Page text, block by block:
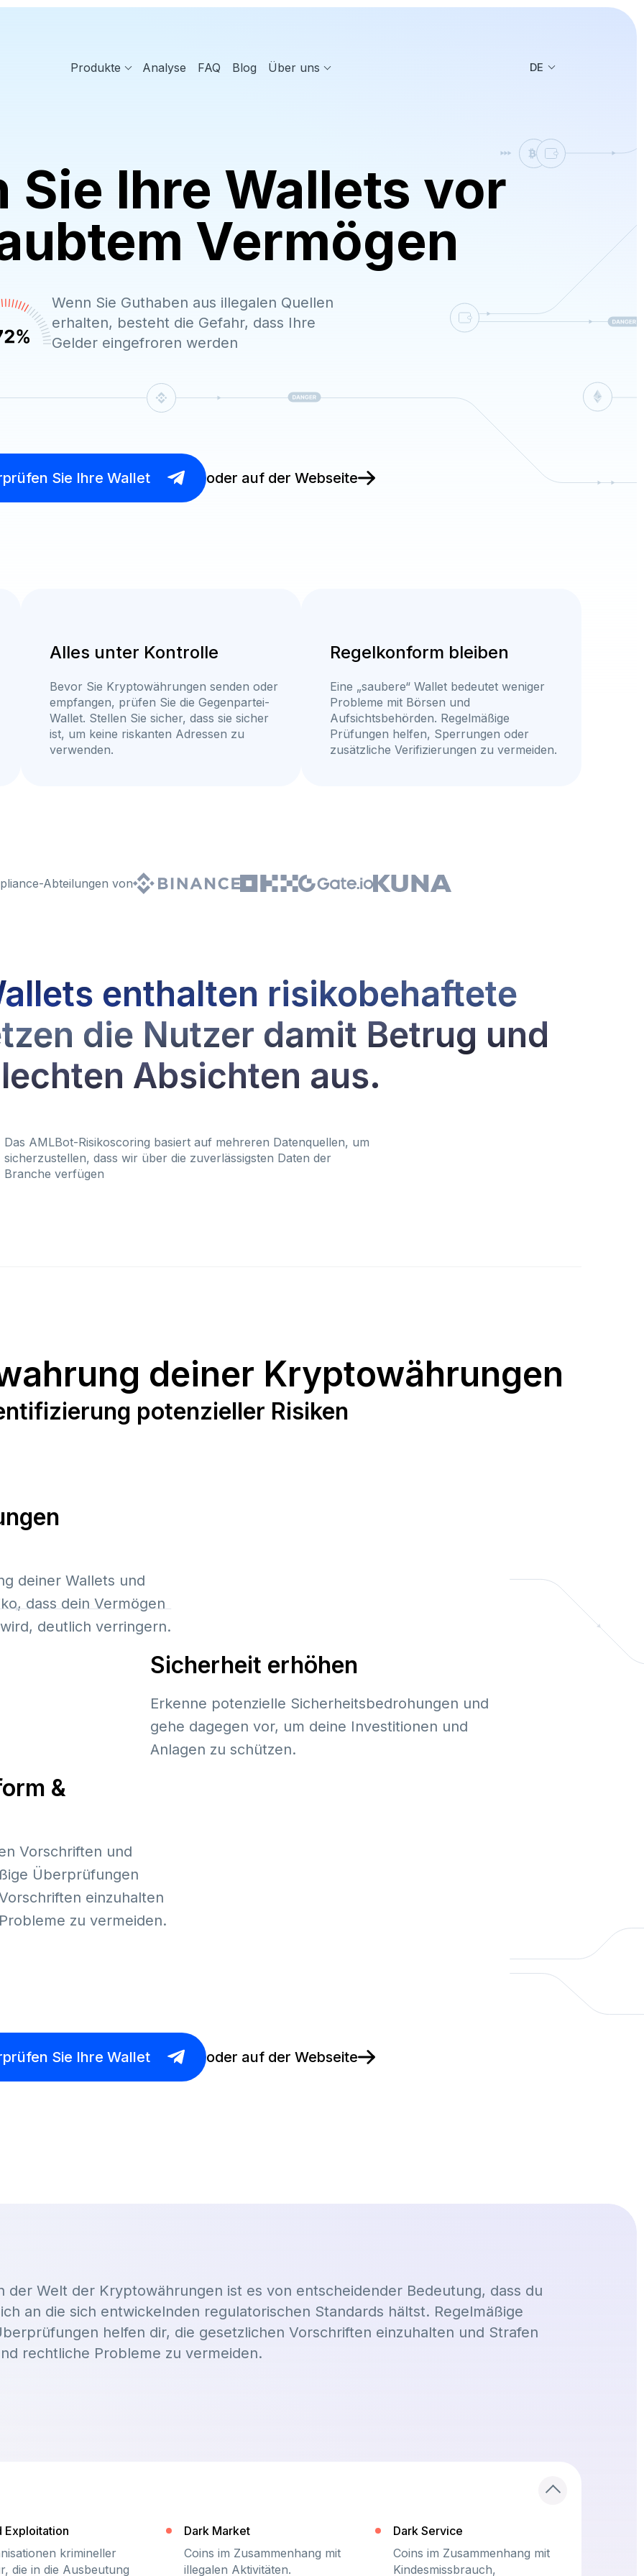
Produkte Analyse FAQ Blog Über uns DE
Sie Ihre Wallets vor
Vermögen
Wenn Sie Guthaben aus illegalen Quellen
erhalten, besteht die Gefahr, dass Ihre
Gelder eingefroren werden
Sie Ihre Wallet oder auf der Webseite
Alles unter Kontrolle
Bevor Sie Kryptowährungen senden oder
empfangen, prüfen Sie die Gegenpartei-
Wallet. Stellen Sie sicher, dass sie sicher
ist, um keine riskanten Adressen zu
verwenden.
Regelkonform bleiben
Eine „saubere“ Wallet bedeutet weniger
Probleme mit Börsen und
Aufsichtsbehörden. Regelmäßige
Prüfungen helfen, Sperrungen oder
zusätzliche Verifizierungen zu vermeiden.
Abteilungen von
enthalten risikobehaftete
die Nutzer damit Betrug und
Absichten aus.
Das AMLBot-Risikoscoring basiert auf mehreren Datenquellen, um
sicherzustellen, dass wir über die zuverlässigsten Daten der
Branche verfügen
deiner Kryptowährungen
potenzieller Risiken
deiner Wallets und
dass dein Vermögen
deutlich verringern.
Sicherheit erhöhen
Erkenne potenzielle Sicherheitsbedrohungen und
gehe dagegen vor, um deine Investitionen und
Anlagen zu schützen.
&
Vorschriften und
Überprüfungen
einzuhalten
zu vermeiden.
Sie Ihre Wallet oder auf der Webseite
der Welt der Kryptowährungen ist es von entscheidender Bedeutung, dass du
an die sich entwickelnden regulatorischen Standards hältst. Regelmäßige
helfen dir, die gesetzlichen Vorschriften einzuhalten und Strafen
rechtliche Probleme zu vermeiden.
Exploitation
krimineller
die in die Ausbeutung
Dark Market
Coins im Zusammenhang mit
illegalen Aktivitäten.
Dark Service
Coins im Zusammenhang mit
Kindesmissbrauch,